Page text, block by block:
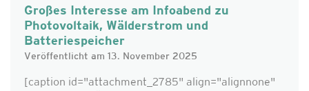
Großes Interesse am Infoabend zu
Photovoltaik, Wälderstrom und
Batteriespeicher
Veröffentlicht am 13. November 2025
[caption id="attachment_2785" align="alignnone"